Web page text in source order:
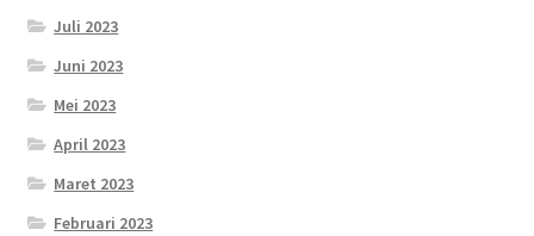
Juli 2023
Juni 2023
Mei 2023
April 2023
Maret 2023
Februari 2023